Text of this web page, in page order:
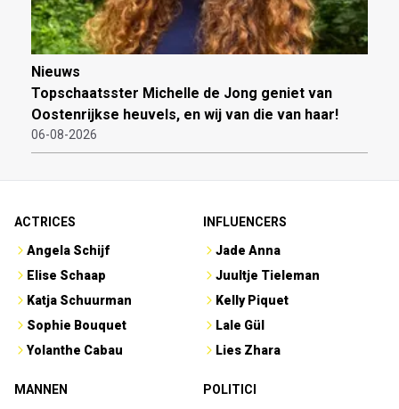
Nieuws
Topschaatsster Michelle de Jong geniet van
Oostenrijkse heuvels, en wij van die van haar!
06-08-2026
ACTRICES
Angela Schijf
Elise Schaap
Katja Schuurman
Sophie Bouquet
Yolanthe Cabau
INFLUENCERS
Jade Anna
Juultje Tieleman
Kelly Piquet
Lale Gül
Lies Zhara
MANNEN
POLITICI